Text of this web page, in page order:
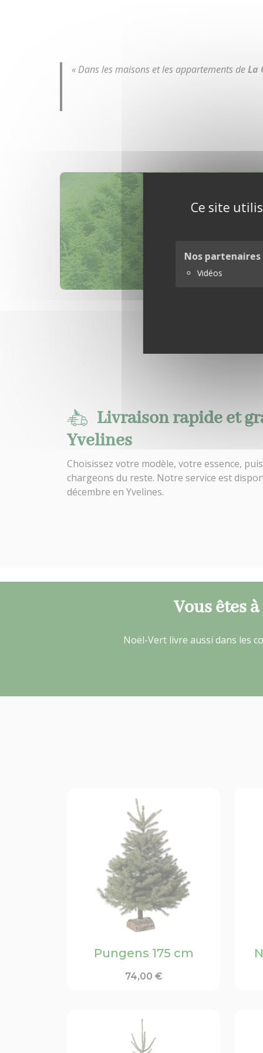
Ce site
Nos partenaires
Vidéos
« Dans les maisons et les appartements deLa
Livraison rapide et
Yvelines
Choisissez votre modèle, votre essence,
chargeons du reste. Notre service est
décembre en Yvelines.
Vous êtes
Noël-Vert livre aussi dans les
Pungens 175 cm
74,00 €